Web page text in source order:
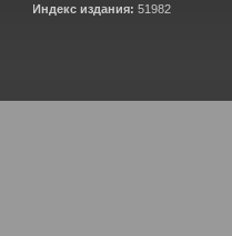
Индекс издания: 51982